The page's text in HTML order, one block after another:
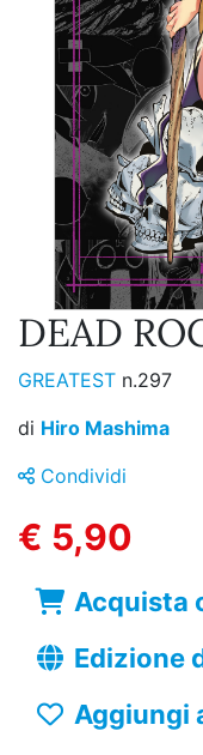
DEAD
GREATEST n.297
di Hiro Mashima
Condividi
€ 5,90
Acquista
Edizione
Aggiungi